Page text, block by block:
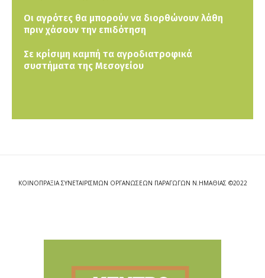
Οι αγρότες θα μπορούν να διορθώνουν λάθη
πριν χάσουν την επιδότηση
Σε κρίσιμη καμπή τα αγροδιατροφικά
συστήματα της Μεσογείου
ΚΟΙΝΟΠΡΑΞΙΑ ΣΥΝΕΤΑΙΡΙΣΜΩΝ ΟΡΓΑΝΩΣΕΩΝ ΠΑΡΑΓΩΓΩΝ Ν.ΗΜΑΘΙΑΣ ©2022